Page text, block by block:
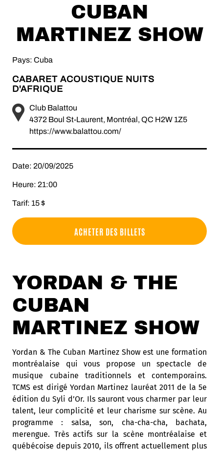
CUBAN
MARTINEZ SHOW
Pays: Cuba
CABARET ACOUSTIQUE NUITS
D'AFRIQUE
Club Balattou
4372 Boul St-Laurent, Montréal, QC H2W 1Z5
https://www.balattou.com/
Date: 20/09/2025
Heure: 21:00
Tarif: 15 $
ACHETER DES BILLETS
YORDAN & THE
CUBAN
MARTINEZ SHOW
Yordan & The Cuban Martinez Show est une formation
montréalaise qui vous propose un spectacle de
musique cubaine traditionnels et contemporains.
TCMS est dirigé Yordan Martinez lauréat 2011 de la 5e
édition du Syli d’Or. Ils sauront vous charmer par leur
talent, leur complicité et leur charisme sur scène. Au
programme : salsa, son, cha-cha-cha, bachata,
merengue. Très actifs sur la scène montréalaise et
québécoise depuis 2010, ils offrent actuellement plus